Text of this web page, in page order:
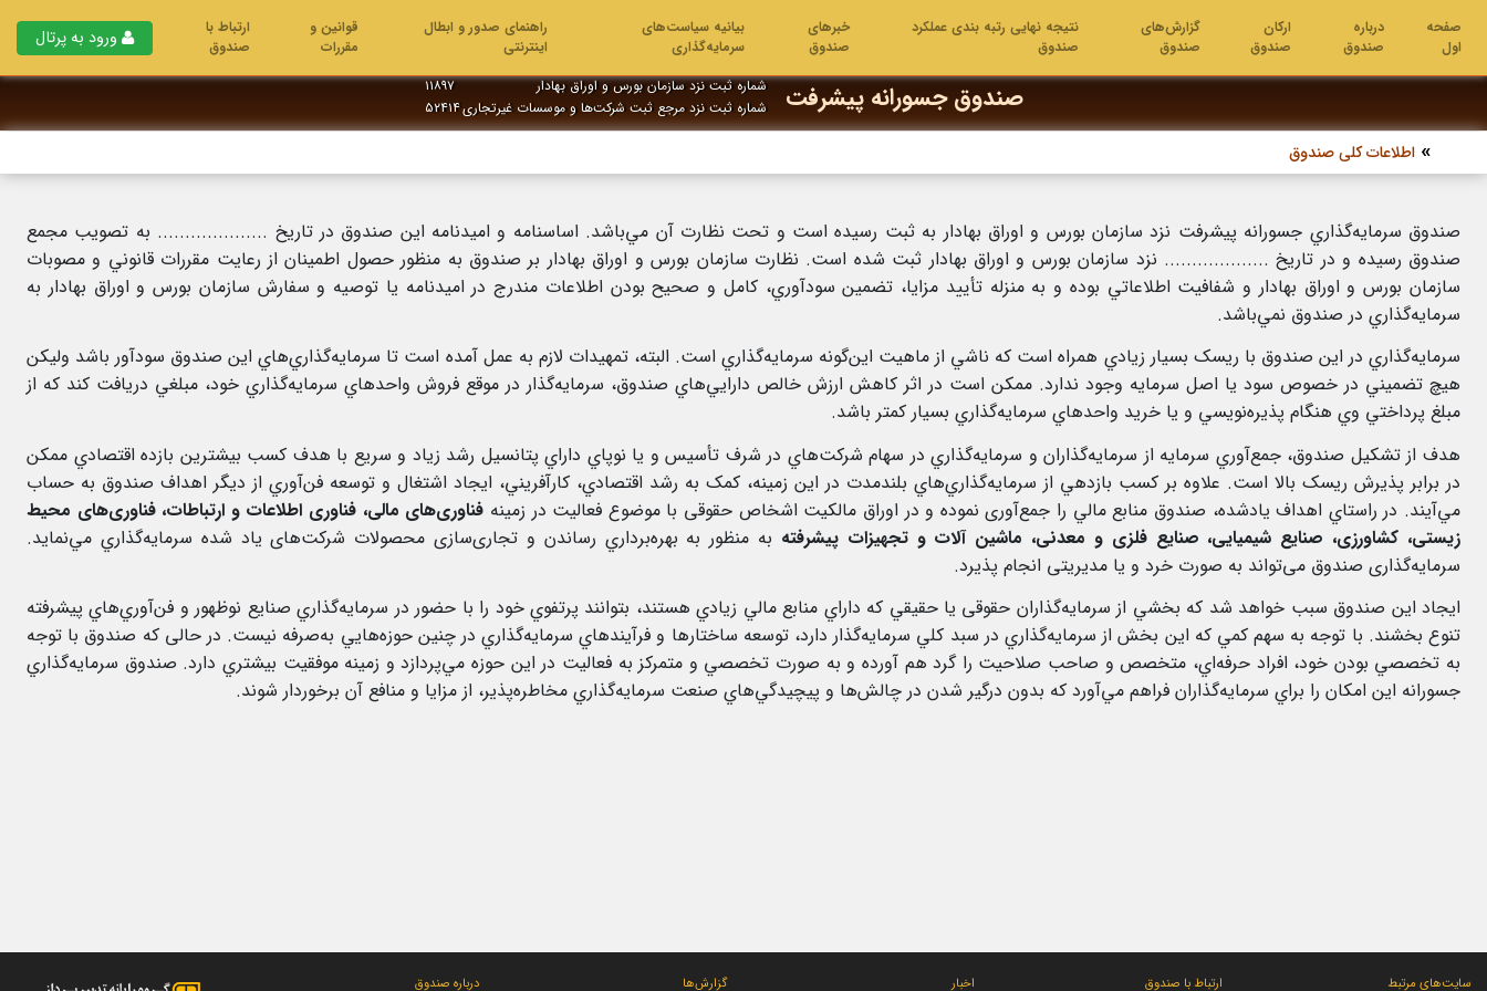
صفحه
اول
درباره
صندوق
ارکان
صندوق
گزارش‌های
صندوق
نتیجه نهایی رتبه بندی عملکرد
صندوق
خبرهای
صندوق
بیانیه سیاست‌های
سرمایه‌گذاری
راهنمای صدور و ابطال
اینترنتی
قوانین و
مقررات
ارتباط با
صندوق
ورود به پرتال
صندوق جسورانه پیشرفت شماره ثبت نزد سازمان بورس و اوراق بهادار
۱۱۸۹۷
شماره ثبت نزد مرجع ثبت شرکت‌ها و موسسات غیرتجاری۵۲۴۱۴
اطلاعات کلی صندوق
صندوق سرمايه‌گذاري جسورانه پیشرفت نزد سازمان بورس و اوراق بهادار به ثبت رسيده است و تحت نظارت آن مي‌باشد. اساسنامه و امیدنامه اين صندوق در تاریخ .................... به تصويب مجمع
صندوق رسيده و در تاريخ ................... نزد سازمان بورس و اوراق بهادار ثبت شده است. نظارت سازمان بورس و اوراق بهادار بر صندوق به منظور حصول اطمينان از رعايت مقررات قانوني و مصوبات
سازمان بورس و اوراق بهادار و شفافيت اطلاعاتي بوده و به منزله تأیید مزايا، تضمين سودآوري، کامل و صحيح بودن اطلاعات مندرج در اميدنامه يا توصيه و سفارش سازمان بورس و اوراق بهادار به
سرمايه‌گذاري در صندوق نمي‌باشد.
سرمايه‌گذاري در اين صندوق با ريسک بسيار زيادي همراه است که ناشي از ماهيت این‌گونه سرمايه‌گذاري است. البته، تمهيدات لازم به عمل آمده است تا سرمايه‌گذاري‌هاي اين صندوق سودآور باشد وليکن
هيچ تضميني در خصوص سود يا اصل سرمايه وجود ندارد. ممکن است در اثر کاهش ارزش خالص دارايي‌هاي صندوق، سرمايه‌گذار در موقع فروش واحدهاي سرمايه‌گذاري خود، مبلغي دريافت كند كه از
مبلغ پرداختي وي هنگام پذيره‌نويسي و یا خرید واحدهاي سرمايه‌گذاري بسيار کمتر باشد.
هدف از تشکيل صندوق، جمع‌آوري سرمايه از سرمايه‌گذاران و سرمايه‌گذاري در سهام شرکت‌هاي در شرف تأسیس و یا نوپاي داراي پتانسيل رشد زياد و سريع با هدف کسب بيشترين بازده اقتصادي ممکن
در برابر پذيرش ريسک بالا است. علاوه بر کسب بازدهي از سرمايه‌گذاري‌هاي بلندمدت در اين زمينه، کمک به رشد اقتصادي، کارآفريني، ايجاد اشتغال و توسعه فن‌آوري از ديگر اهداف صندوق به حساب
مي‌آيند. در راستاي اهداف يادشده، صندوق منابع مالي را جمع‌آوری نموده و در اوراق مالکیت اشخاص حقوقی با موضوع فعاليت در زمینه فناوری‌های مالی، فناوری اطلاعات و ارتباطات، فناوری‌های محیط
زیستی، کشاورزی، صنایع شیمیایی، صنایع فلزی و معدنی، ماشین آلات و تجهیزات پیشرفته به منظور به بهره‌برداري رساندن و تجاری‌سازی محصولات شرکت‌های ياد شده سرمايه‌گذاري مي‌نمايد.
سرمایه‌گذاری صندوق می‌تواند به صورت خرد و یا مدیریتی انجام پذیرد.
ايجاد اين صندوق سبب خواهد شد که بخشي از سرمايه‌گذاران حقوقی یا حقيقي که داراي منابع مالي زيادي هستند، بتوانند پرتفوي خود را با حضور در سرمايه‌گذاري صنايع نوظهور و فن‌آوري‌هاي پيشرفته
تنوع بخشند. با توجه به سهم کمي که اين بخش از سرمايه‌گذاري در سبد کلي سرمايه‌گذار دارد، توسعه ساختارها و فرآيندهاي سرمايه‌گذاري در چنين حوزه‌هايي به‌صرفه نيست. در حالی که صندوق با توجه
به تخصصي بودن خود، افراد حرفه‌اي، متخصص و صاحب صلاحيت را گرد هم آورده و به صورت تخصصي و متمرکز به فعاليت در اين حوزه مي‌پردازد و زمينه موفقيت بيشتري دارد. صندوق سرمايه‌گذاري
جسورانه اين امکان را براي سرمايه‌گذاران فراهم مي‌آورد که بدون درگير شدن در چالش‌ها و پيچيدگي‌هاي صنعت سرمايه‌گذاري مخاطره‌پذير، از مزايا و منافع آن برخوردار شوند.
سایت‌های مرتبط ارتباط با صندوق اخبار گزارش‌ها درباره صندوق